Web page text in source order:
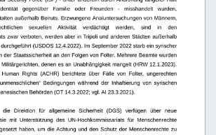
gegenüber   Familie   oder   Freunden   -   misshandelt   wurden,
außerhalb Beiruts. Erzwungene Analuntersuchungen von Männern,
sexuellen Aktivität verdächtigt werden, sind in
den
zwar verboten, werden aber in Tripoli und anderen Städten außerhalb
(USDOS 12.4.2022). Im September 2022 starb ein syrischer
der Staatssicherheit an den Folgen von Folter. Mehrere Beamte wurden
denen es an Unabhängigkeit mangelt (HRW 12.1.2023).
Human   Rights   (ACHR)   berichtete   über   Fälle   von   Folter,   ungerechten
Bedingungen   während   der   Inhaftierung   von   syrischen
Behörden (OT 14.3.2022; vgl. AI 23.3.2021).
die   Direktion   für   allgemeine   Sicherheit   (DGS)   verfügen   über   neue
mit   Unterstützung   des   UN-Hochkommissariats   für   Menschenrechte
haben, um die Achtung und den Schutz der Menschenrechte zu